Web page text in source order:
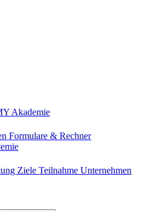
Akademie
Formulare & Rechner
Ziele Teilnahme Unternehmen